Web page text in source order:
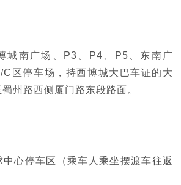
城南广场、P3、P4、P5、东南广
C区停车场，持西博城大巴车证的大
州路西侧厦门路东段路面。
中心停车区（乘车人乘坐摆渡车往返